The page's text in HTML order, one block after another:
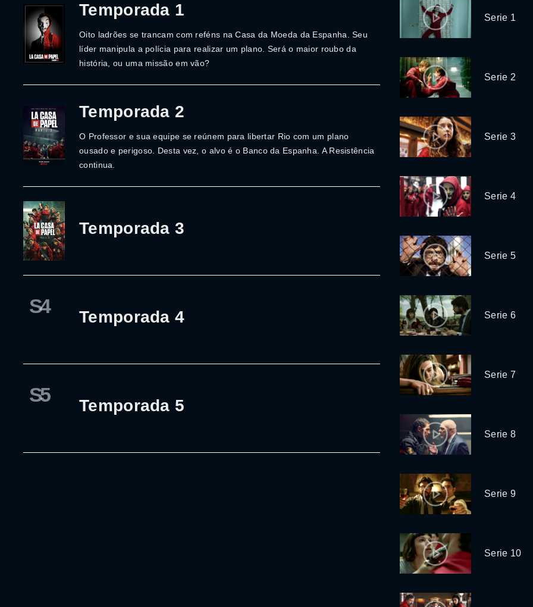
Temporada 1
Oito ladrões se trancam com reféns na Casa da Moeda da Espanha. Seu
líder manipula a polícia para realizar um plano. Será o maior roubo da
história, ou uma missão em vão?
Temporada 2
O Professor e sua equipe se reúnem para libertar Rio com um plano
ousado e perigoso. Desta vez, o alvo é o Banco da Espanha. A Resistência
continua.
Temporada 3
S4 Temporada 4
S5 Temporada 5
Serie 1
Serie 2
Serie 3
Serie 4
Serie 5
Serie 6
Serie 7
Serie 8
Serie 9
Serie 10